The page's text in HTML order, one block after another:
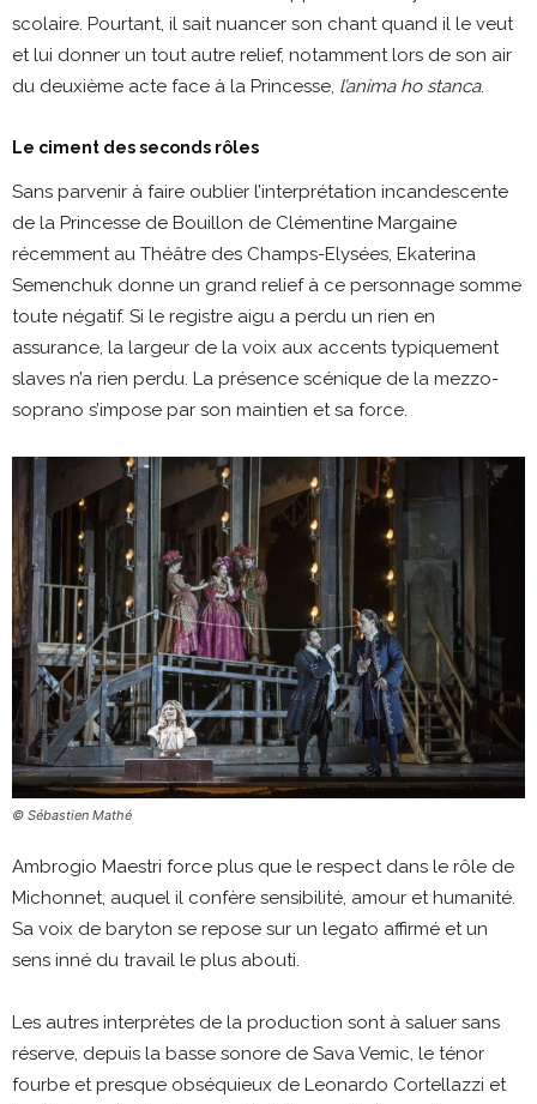
scolaire. Pourtant, il sait nuancer son chant quand il le veut
et lui donner un tout autre relief, notamment lors de son air
du deuxième acte face à la Princesse, l’anima ho stanca.
Le ciment des seconds rôles
Sans parvenir à faire oublier l’interprétation incandescente
de la Princesse de Bouillon de Clémentine Margaine
récemment au Théâtre des Champs-Elysées, Ekaterina
Semenchuk donne un grand relief à ce personnage somme
toute négatif. Si le registre aigu a perdu un rien en
assurance, la largeur de la voix aux accents typiquement
slaves n’a rien perdu. La présence scénique de la mezzo-
soprano s’impose par son maintien et sa force.
© Sébastien Mathé
Ambrogio Maestri force plus que le respect dans le rôle de
Michonnet, auquel il confère sensibilité, amour et humanité.
Sa voix de baryton se repose sur un legato affirmé et un
sens inné du travail le plus abouti.
Les autres interprètes de la production sont à saluer sans
réserve, depuis la basse sonore de Sava Vemic, le ténor
fourbe et presque obséquieux de Leonardo Cortellazzi et